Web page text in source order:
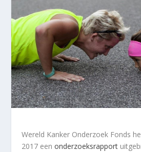
Wereld Kanker Onderzoek Fonds
2017 eenonderzoeksrapport